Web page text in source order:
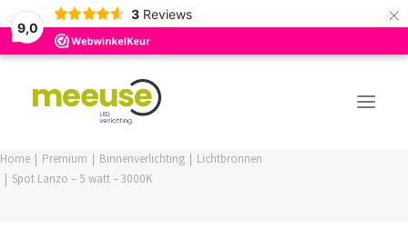
9,0
3 Reviews ×
Home Premium Binnenverlichting
Lichtbronnen
Spot Lanzo – 5 watt – 3000K